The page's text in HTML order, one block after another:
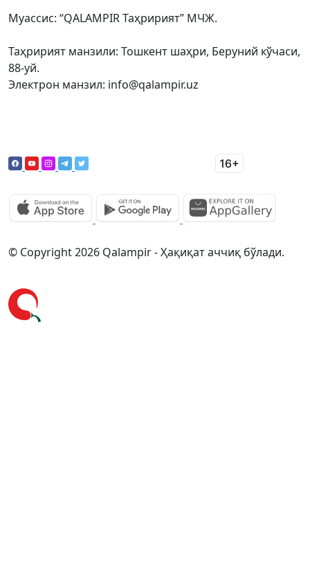
Муассис: “QALAMPIR Таҳририят” МЧЖ.
Таҳририят манзили: Тошкент шаҳри, Беруний кўчаси,
88-уй.
Электрон манзил: info@qalampir.uz
© Copyright 2026 Qalampir - Ҳақиқат аччиқ бўлади.